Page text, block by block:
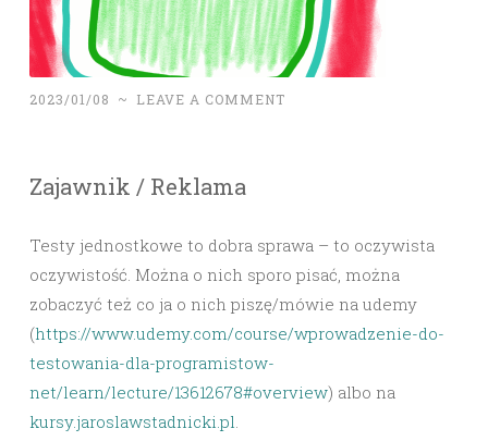
2023/01/08 ~ LEAVE A COMMENT
Zajawnik / Reklama
Testy jednostkowe to dobra sprawa – to oczywista
oczywistość. Można o nich sporo pisać, można
zobaczyć też co ja o nich piszę/mówie na udemy
(https://www.udemy.com/course/wprowadzenie-do-
testowania-dla-programistow-
net/learn/lecture/13612678#overview) albo na
kursy.jaroslawstadnicki.pl.